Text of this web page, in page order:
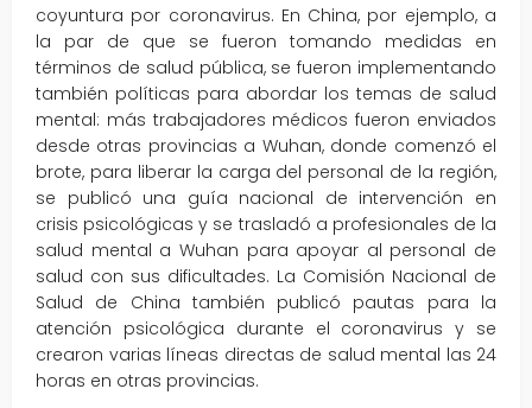
coyuntura por coronavirus. En China, por ejemplo, a
la par de que se fueron tomando medidas en
términos de salud pública, se fueron implementando
también políticas para abordar los temas de salud
mental: más trabajadores médicos fueron enviados
desde otras provincias a Wuhan, donde comenzó el
brote, para liberar la carga del personal de la región,
se publicó una guía nacional de intervención en
crisis psicológicas y se trasladó a profesionales de la
salud mental a Wuhan para apoyar al personal de
salud con sus dificultades. La Comisión Nacional de
Salud de China también publicó pautas para la
atención psicológica durante el coronavirus y se
crearon varias líneas directas de salud mental las 24
horas en otras provincias.